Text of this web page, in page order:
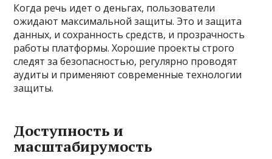
Когда речь идет о деньгах, пользователи
ожидают максимальной защиты. Это и защита
данных, и сохранность средств, и прозрачность
работы платформы. Хорошие проекты строго
следят за безопасностью, регулярно проводят
аудиты и применяют современные технологии
защиты.
Доступность и
масштабирумость